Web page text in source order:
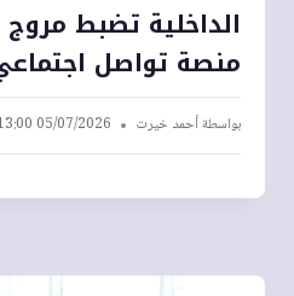
الداخلية تضبط مروج
منصة تواصل
بواسطةأحمد خيرت 05/07/2026 13:00